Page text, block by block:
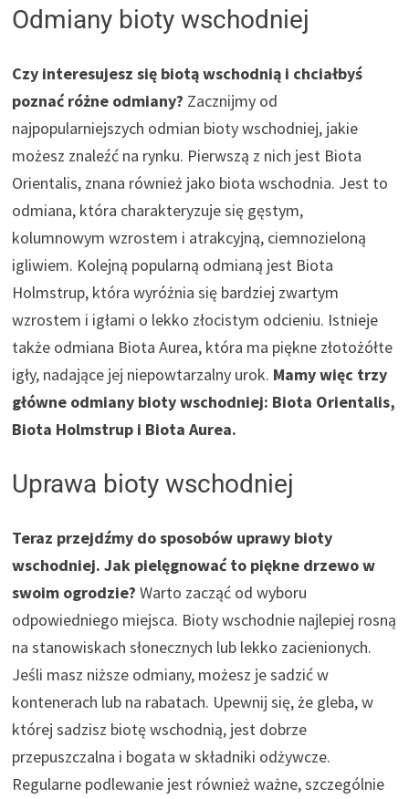
Odmiany bioty wschodniej
Czy interesujesz się biotą wschodnią i chciałbyś
poznać różne odmiany? Zacznijmy od
najpopularniejszych odmian bioty wschodniej, jakie
możesz znaleźć na rynku. Pierwszą z nich jest Biota
Orientalis, znana również jako biota wschodnia. Jest to
odmiana, która charakteryzuje się gęstym,
kolumnowym wzrostem i atrakcyjną, ciemnozieloną
igliwiem. Kolejną popularną odmianą jest Biota
Holmstrup, która wyróżnia się bardziej zwartym
wzrostem i igłami o lekko złocistym odcieniu. Istnieje
także odmiana Biota Aurea, która ma piękne złotożółte
igły, nadające jej niepowtarzalny urok. Mamy więc trzy
główne odmiany bioty wschodniej: Biota Orientalis,
Biota Holmstrup i Biota Aurea.
Uprawa bioty wschodniej
Teraz przejdźmy do sposobów uprawy bioty
wschodniej. Jak pielęgnować to piękne drzewo w
swoim ogrodzie? Warto zacząć od wyboru
odpowiedniego miejsca. Bioty wschodnie najlepiej rosną
na stanowiskach słonecznych lub lekko zacienionych.
Jeśli masz niższe odmiany, możesz je sadzić w
kontenerach lub na rabatach. Upewnij się, że gleba, w
której sadzisz biotę wschodnią, jest dobrze
przepuszczalna i bogata w składniki odżywcze.
Regularne podlewanie jest również ważne, szczególnie